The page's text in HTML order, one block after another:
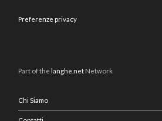
Preferenze privacy
Part of thelanghe.net Network
Chi Siamo